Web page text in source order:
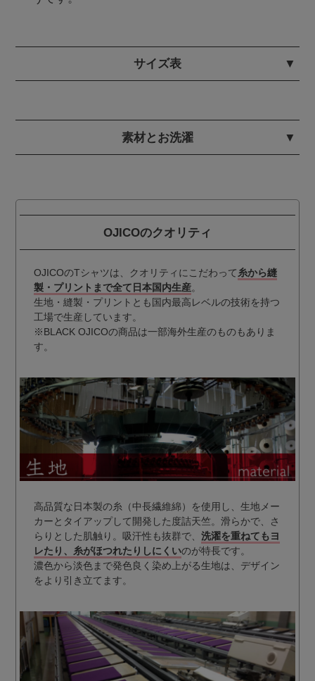
サイズ表
素材とお洗濯
OJICOのクオリティ
OJICOのTシャツは、クオリティにこだわって 糸から縫
製・プリントまで全て日本国内生産。
生地・縫製・プリントとも国内最高レベルの技術を持つ
工場で生産しています。
※BLACK OJICOの商品は一部海外生産のものもありま
す。
高品質な日本製の糸（中長繊維綿）を使用し、生地メー
カーとタイアップして開発した度詰天竺。滑らかで、さ
らりとした肌触り。吸汗性も抜群で、 洗濯を重ねてもヨ
レたり、糸がほつれたりしにくいのが特長です。
濃色から淡色まで発色良く染め上がる生地は、デザイン
をより引き立てます。